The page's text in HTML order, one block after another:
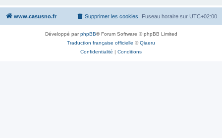
www.casusno.fr Fuseau horaire sur UTC+02:00
Supprimer les cookies
Développé parphpBB® Forum Software © phpBB Limited
Traduction française officielle ©Qiaeru
Confidentialité | Conditions